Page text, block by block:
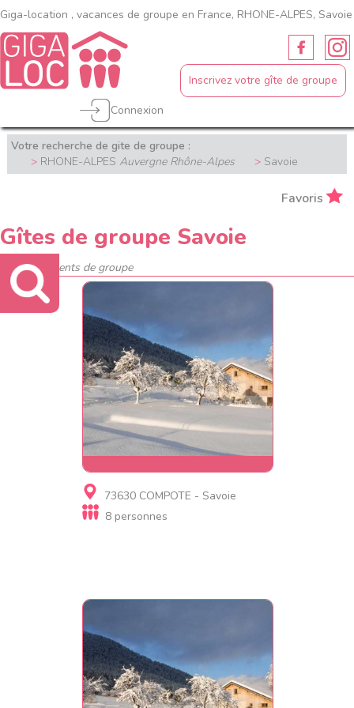
Giga-location , vacances de groupe en France, RHONE-ALPES, Savoie
Inscrivez votre gîte de groupe
Connexion
Votre recherche de gite de groupe :
RHONE-ALPES Auvergne Rhône-Alpes Savoie
Favoris
Gîtes de groupe Savoie
4 hébergements de groupe
Gite
Gîte le Moulin Lanchette 8
personnes Massif Bauges
73630 COMPOTE - Savoie
8 personnes